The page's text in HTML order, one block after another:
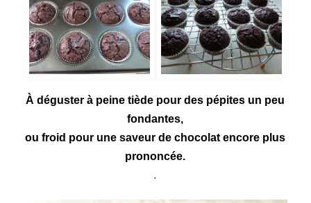
À déguster à peine tiède pour des pépites un peu
fondantes,
ou froid pour une saveur de chocolat encore plus
prononcée.
.